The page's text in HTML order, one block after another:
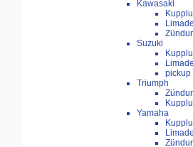
Kawasaki
Suzuki
pickup
Triumph
Yamaha